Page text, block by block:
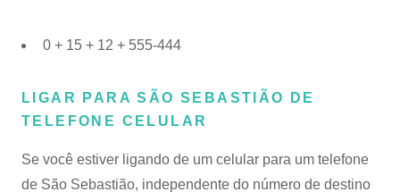
0 + 15 + 12 + 555-444
LIGAR PARA SÃO SEBASTIÃO DE
TELEFONE CELULAR
Se você estiver ligando de um celular para um telefone
de São Sebastião, independente do número de destino